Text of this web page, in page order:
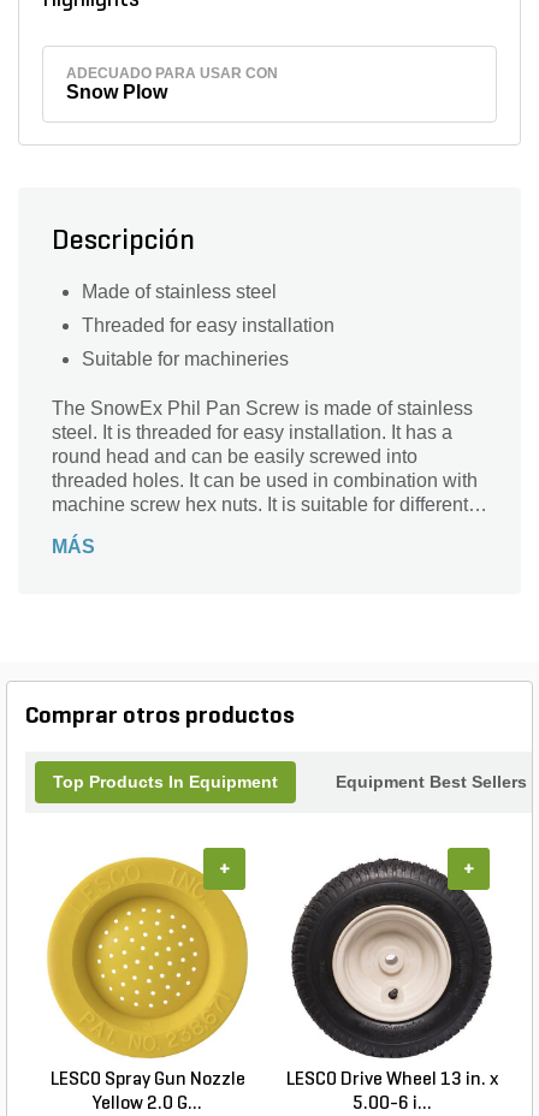
ADECUADO PARA USAR CON
Snow Plow
Descripción
Made of stainless steel
Threaded for easy installation
Suitable for machineries
The SnowEx Phil Pan Screw is made of stainless
steel. It is threaded for easy installation. It has a
round head and can be easily screwed into
threaded holes. It can be used in combination with
machine screw hex nuts. It is suitable for different
MÁS
Comprar otros productos
Top Products In Equipment Equipment Best Sellers
LESCO Spray Gun Nozzle
Yellow 2.0 G...
+
LESCO Drive Wheel 13 in. x
5.00-6 i...
+